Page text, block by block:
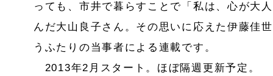
っても、市井で暮らすことで「私は、心が大
んだ大山良子さん。その思いに応えた伊藤佳
うふたりの当事者による連載です。
2013年2月スタート。ほぼ隔週更新予定。